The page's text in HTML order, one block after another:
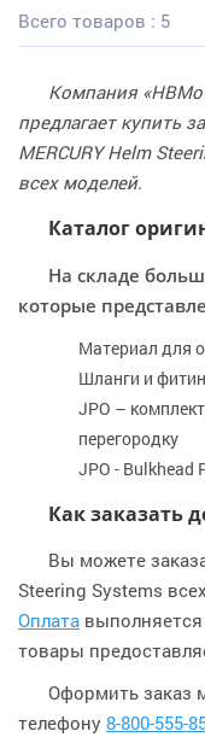
Всего товаров : 5
Компания
предлагает купить
MERCURY Helm
всех моделей.
Каталог
На складе
которые
Материал для
Шланги и
JPO –
перегородку
JPO - Bulkhead
Как заказать
Вы можете
Steering Systems
Оплата
товары
Оформить заказ
телефону 8-800-555-